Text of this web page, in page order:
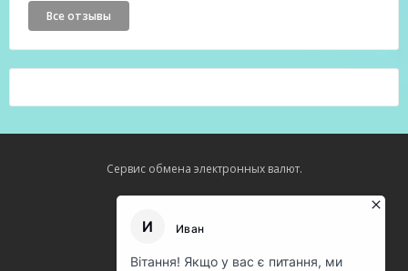
Все отзывы
Сервис обмена электронных валют.